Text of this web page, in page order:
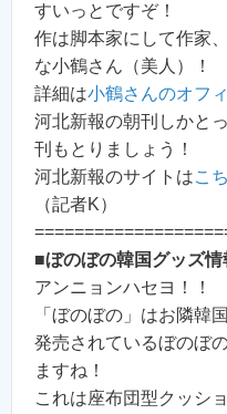
すいっとですぞ！
作は脚本家にして作家
な小鶴さん（美人）！
詳細は小鶴さんのオフ
河北新報の朝刊しかと
刊もとりましょう！
河北新報のサイトはこ
（記者K）
■ぼのぼの韓国グッズ情
アンニョンハセヨ！！
「ぼのぼの」はお隣韓
発売されているぼのぼ
ますね！
これは座布団型クッシ